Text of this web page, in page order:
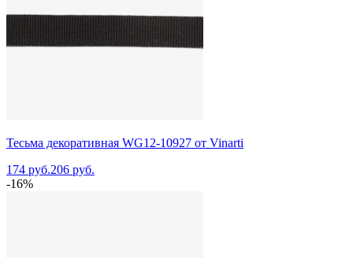
Тесьма декоративная WG12-10927 от Vinarti
174 руб.206 руб.
-16%